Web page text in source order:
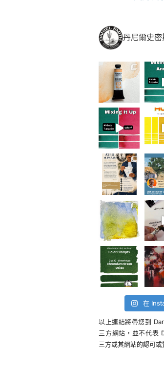
丹尼爾史
在
以上連結將帶您到
三方網站，並不代表
三方或其網站的認可或